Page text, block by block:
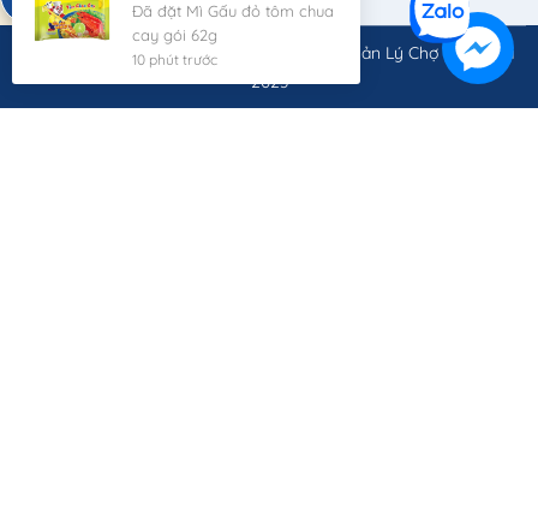
© Bản quyền thuộc vềCông Ty Cổ Phần Quản Lý Chợ Quốc Gia
2023
Đã đặt Mì Gấu đỏ tôm chua
cay gói 62g
10 phút trước